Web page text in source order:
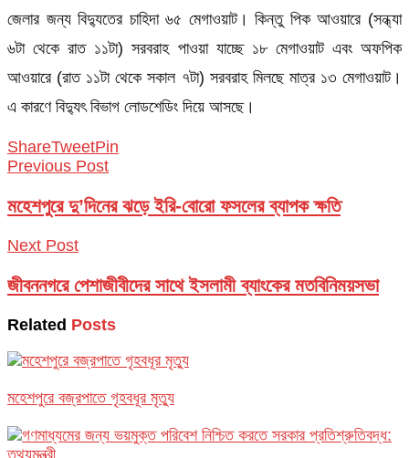
জেলার জন্য বিদ্যুতের চাহিদা ৬৫ মেগাওয়াট। কিন্তু পিক আওয়ারে (সন্ধ্যা
৬টা থেকে রাত ১১টা) সরবরাহ পাওয়া যাচ্ছে ১৮ মেগাওয়াট এবং অফপিক
আওয়ারে (রাত ১১টা থেকে সকাল ৭টা) সরবরাহ মিলছে মাত্র ১৩ মেগাওয়াট।
এ কারণে বিদ্যুৎ বিভাগ লোডশেডিং দিয়ে আসছে।
ShareTweetPin
Previous Post
মহেশপুরে দু’দিনের ঝড়ে ইরি-বোরো ফসলের ব্যাপক ক্ষতি
Next Post
জীবননগরে পেশাজীবীদের সাথে ইসলামী ব্যাংকের মতবিনিময়সভা
Related Posts
মহেশপুরে বজ্রপাতে গৃহবধূর মৃত্যু